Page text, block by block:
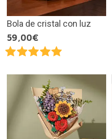
Bola de cristal con luz
59,00€